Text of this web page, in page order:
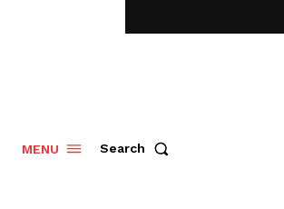
MENU Search